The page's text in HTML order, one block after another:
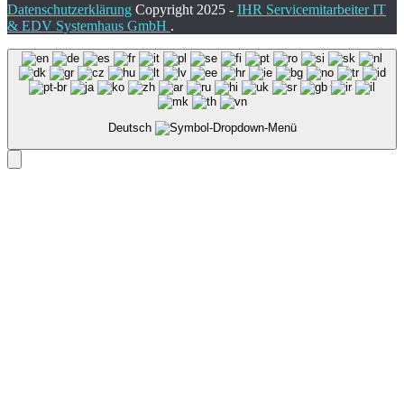
Datenschutzerklärung Copyright 2025 - IHR Servicemitarbeiter IT
& EDV Systemhaus GmbH .
Deutsch